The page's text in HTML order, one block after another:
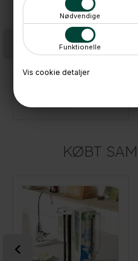
Nødvendige
Funktionelle
Vis cookie detaljer
KØBT